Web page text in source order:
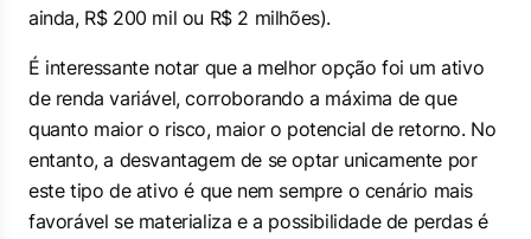
ainda, R$ 200 mil ou R$ 2 milhões).
É interessante notar que a melhor opção foi um ativo
de renda variável, corroborando a máxima de que
quanto maior o risco, maior o potencial de retorno. No
entanto, a desvantagem de se optar unicamente por
este tipo de ativo é que nem sempre o cenário mais
favorável se materializa e a possibilidade de perdas é